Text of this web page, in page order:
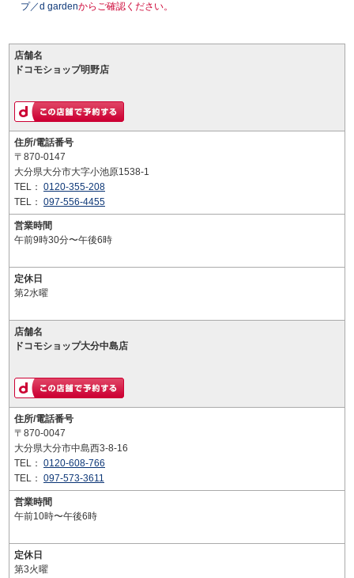
プ／d gardenからご確認ください。
店舗名
ドコモショップ明野店
住所/電話番号
〒870-0147
大分県大分市大字小池原1538-1
TEL： 0120-355-208
TEL： 097-556-4455
営業時間
午前9時30分〜午後6時
定休日
第2水曜
店舗名
ドコモショップ大分中島店
住所/電話番号
〒870-0047
大分県大分市中島西3-8-16
TEL： 0120-608-766
TEL： 097-573-3611
営業時間
午前10時〜午後6時
定休日
第3火曜